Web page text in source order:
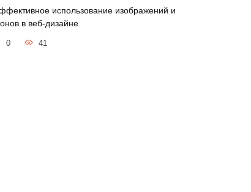
использование изображений и
в веб-дизайне
0 41